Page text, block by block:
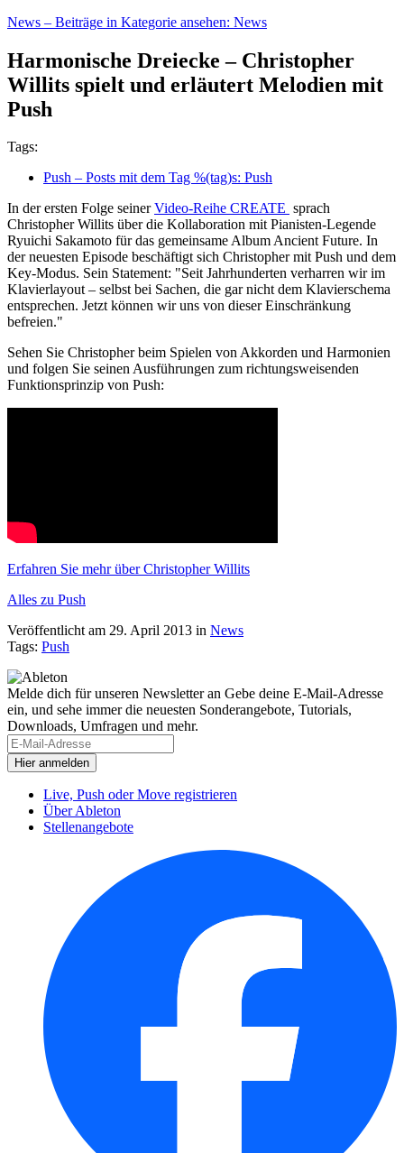
News – Beiträge in Kategorie ansehen: News
Harmonische Dreiecke – Christopher
Willits spielt und erläutert Melodien mit
Push
Tags:
Push – Posts mit dem Tag %(tag)s: Push
In der ersten Folge seinerVideo-Reihe CREATE sprach
Christopher Willits über die Kollaboration mit Pianisten-Legende
Ryuichi Sakamoto für das gemeinsame Album Ancient Future. In
der neuesten Episode beschäftigt sich Christopher mit Push und dem
Key-Modus. Sein Statement: "Seit Jahrhunderten verharren wir im
Klavierlayout – selbst bei Sachen, die gar nicht dem Klavierschema
entsprechen. Jetzt können wir uns von dieser Einschränkung
befreien."
Sehen Sie Christopher beim Spielen von Akkorden und Harmonien
und folgen Sie seinen Ausführungen zum richtungsweisenden
Funktionsprinzip von Push:
Erfahren Sie mehr über Christopher Willits
Alles zu Push
Veröffentlicht am 29. April 2013 in News
Tags: Push
Melde dich für unseren Newsletter an Gebe deine E-Mail-Adresse
ein, und sehe immer die neuesten Sonderangebote, Tutorials,
Downloads, Umfragen und mehr.
Live, Push oder Move registrieren
Über Ableton
Stellenangebote